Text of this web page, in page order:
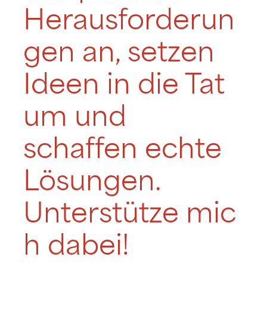
Herausforderun
gen an, setzen
Ideen in die Tat
um und
schaffen echte
Lösungen.
Unterstütze mic
h dabei!